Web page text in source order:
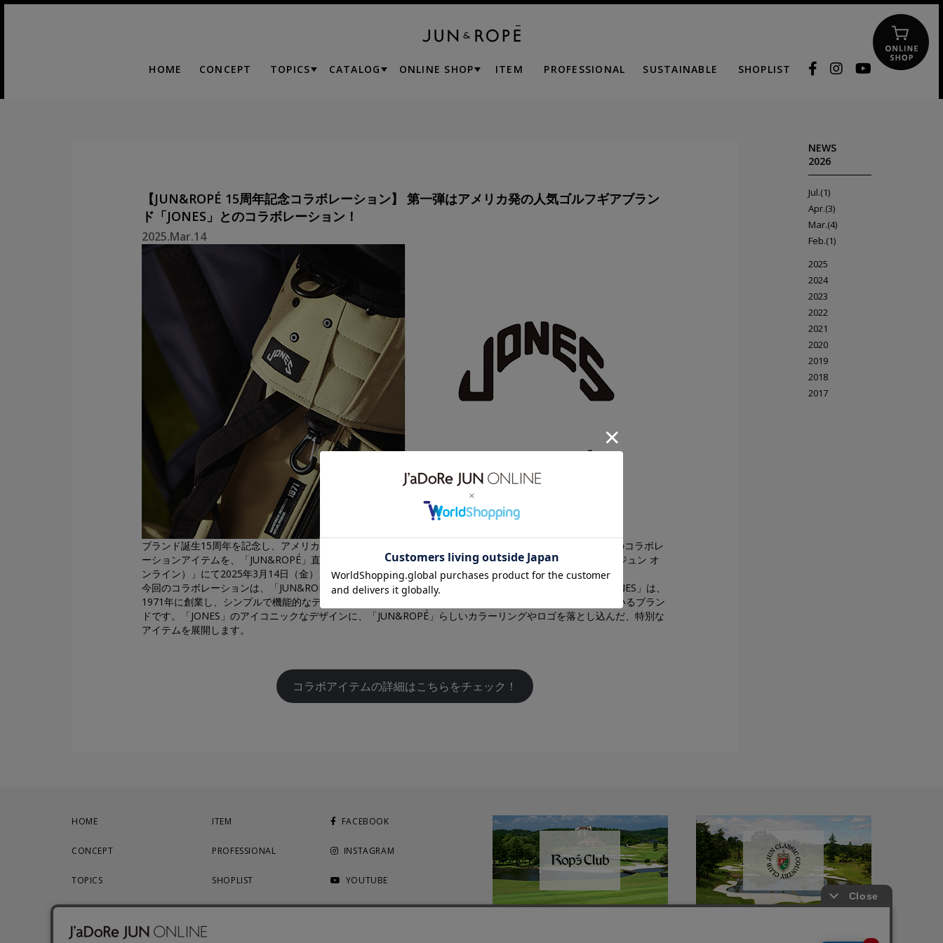
HOME CONCEPT TOPICS CATALOG ONLINE SHOP ITEM PROFESSIONAL SUSTAINABLE SHOPLIST
【JUN&ROPÉ 15周年記念コラボレーション】 第一弾はアメリカ発の人気ゴルフギアブラン
ド「JONES」とのコラボレーション！
2025.Mar.14
ブランド誕生15周年を記念し、アメリカ・オレゴン州発のゴルフギアブランド「JONES（ジョーンズ）」とのコラボレ
ーションアイテムを、「JUN&ROPÉ」直営店舗および公式オンライン「J’aDoRe JUN ONLINE‘（ジャドール ジュン オ
ンライン）」にて2025年3月14日（金）より限定発売いたします。
今回のコラボレーションは、「JUN&ROPÉ」15周年を記念した特別企画の第一弾として実現しました。「JONES」は、
1971年に創業し、シンプルで機能的なデザインと高品質な素材使いで、世界中のゴルフファンから愛されているブラン
ドです。「JONES」のアイコニックなデザインに、「JUN&ROPÉ」らしいカラーリングやロゴを落とし込んだ、特別な
アイテムを展開します。
コラボアイテムの詳細はこちらをチェック！
NEWS
2026
Jul.(1)
Apr.(3)
Mar.(4)
Feb.(1)
2025
2024
2023
2022
2021
2020
2019
2018
2017
HOME
CONCEPT
TOPICS
CATALOG
2025 SPRING
2025 NOIR SPRING
ITEM
PROFESSIONAL
SHOPLIST
CONTACT
FACEBOOK
INSTAGRAM
YOUTUBE